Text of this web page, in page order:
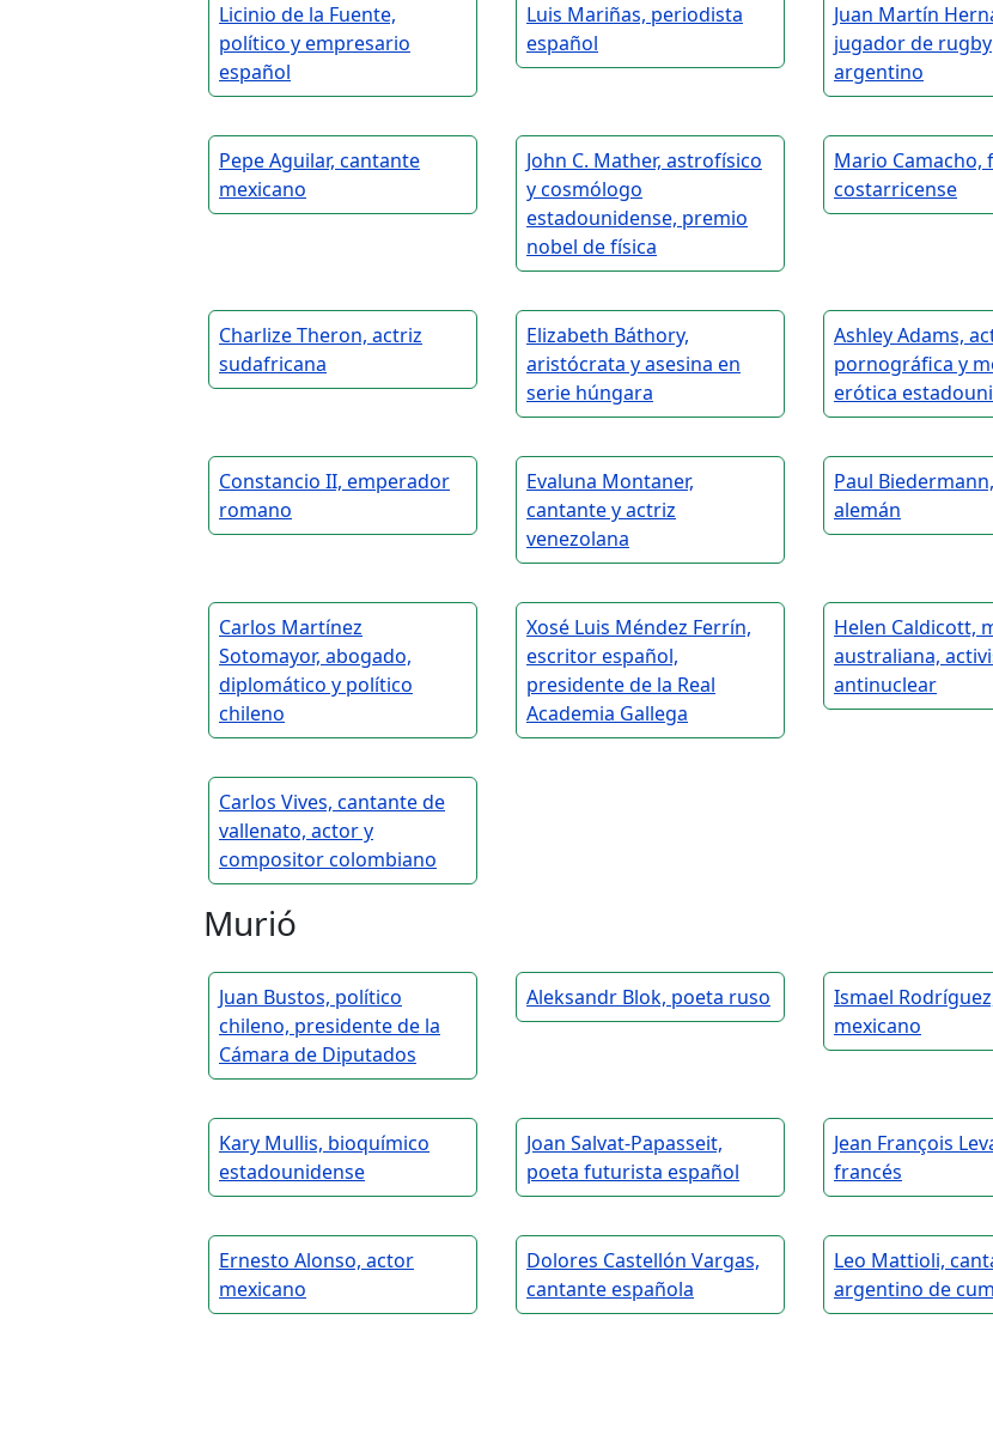
Licinio de la Fuente,
político y empresario
español
Luis Mariñas, periodista
español
Juan Martín
jugador de rugby
argentino
Pepe Aguilar, cantante
mexicano
John C. Mather, astrofísico
y cosmólogo
estadounidense, premio
nobel de física
Mario Camacho,
costarricense
Charlize Theron, actriz
sudafricana
Elizabeth Báthory,
aristócrata y asesina en
serie húngara
Ashley Adams,
pornográfica y
erótica
Constancio II, emperador
romano
Evaluna Montaner,
cantante y actriz
venezolana
Paul
alemán
Carlos Martínez
Sotomayor, abogado,
diplomático y político
chileno
Xosé Luis Méndez Ferrín,
escritor español,
presidente de la Real
Academia Gallega
Helen Caldicott,
australiana,
antinuclear
Carlos Vives, cantante de
vallenato, actor y
compositor colombiano
Murió
Juan Bustos, político
chileno, presidente de la
Cámara de Diputados
Aleksandr Blok, poeta ruso
Ismael
mexicano
Kary Mullis, bioquímico
estadounidense
Joan Salvat-Papasseit,
poeta futurista español
Jean François
francés
Ernesto Alonso, actor
mexicano
Dolores Castellón Vargas,
cantante española
Leo Mattioli,
argentino de